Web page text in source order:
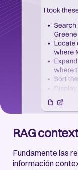
RAG
Fundamente las
información